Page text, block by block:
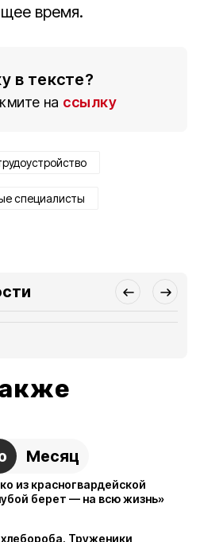
время.
в тексте?
на ссылку
специалисты
Месяц
из красногвардейской
берет — на всю жизнь»
Труженики